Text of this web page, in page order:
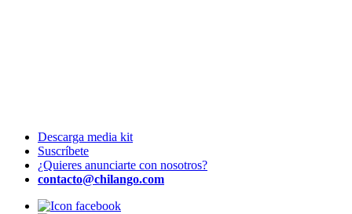
Descarga media kit
Suscríbete
¿Quieres anunciarte con nosotros?
contacto@chilango.com